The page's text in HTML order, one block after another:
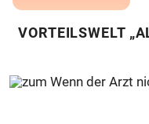
VORTEILSWELT